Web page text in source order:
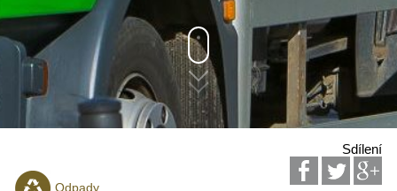
Sdílení
Odpady